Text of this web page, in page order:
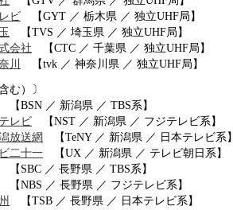
ビ 【GYT ／ 栃木県 ／ 独立UHF局】
【TVS ／ 埼玉県 ／ 独立UHF局】
会社 【CTC ／ 千葉県 ／ 独立UHF局】
川
【tvk ／ 神奈川県 ／ 独立UHF局】
む）〕
BSN ／ 新潟県 ／ TBS系】
レビ 【NST ／ 新潟県 ／ フジテレビ系】
放送網
【TeNY ／ 新潟県 ／ 日本テレビ系】
二十一 【UX ／ 新潟県 ／ テレビ朝日系】
SBC ／ 長野県 ／ TBS系】
NBS ／ 長野県 ／ フジテレビ系】
【TSB ／ 長野県 ／ 日本テレビ系】